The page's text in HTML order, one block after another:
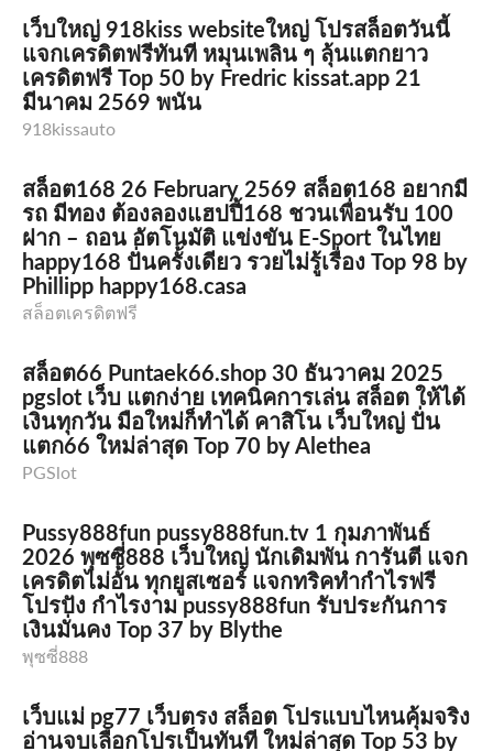
เว็บใหญ่ 918kiss websiteใหญ่ โปรสล็อตวันนี้
แจกเครดิตฟรีทันที หมุนเพลิน ๆ ลุ้นแตกยาว
เครดิตฟรี Top 50 by Fredric kissat.app 21
มีนาคม 2569 พนัน
918kissauto
สล็อต168 26 February 2569 สล็อต168 อยากมี
รถ มีทอง ต้องลองแฮปปี้168 ชวนเพื่อนรับ 100
ฝาก – ถอน อัตโนมัติ แข่งขัน E-Sport ในไทย
happy168 ปั่นครั้งเดียว รวยไม่รู้เรื่อง Top 98 by
Phillipp happy168.casa
สล็อตเครดิตฟรี
สล็อต66 Puntaek66.shop 30 ธันวาคม 2025
pgslot เว็บ แตกง่าย เทคนิคการเล่น สล็อต ให้ได้
เงินทุกวัน มือใหม่ก็ทำได้ คาสิโน เว็บใหญ่ ปั่น
แตก66 ใหม่ล่าสุด Top 70 by Alethea
PGSlot
Pussy888fun pussy888fun.tv 1 กุมภาพันธ์
2026 พุซซี่888 เว็บใหญ่ นักเดิมพัน การันตี แจก
เครดิตไม่อั้น ทุกยูสเซอร์ แจกทริคทำกำไรฟรี
โปรปัง กำไรงาม pussy888fun รับประกันการ
เงินมั่นคง Top 37 by Blythe
พุซซี่888
เว็บแม่ pg77 เว็บตรง สล็อต โปรแบบไหนคุ้มจริง
อ่านจบเลือกโปรเป็นทันที ใหม่ล่าสุด Top 53 by